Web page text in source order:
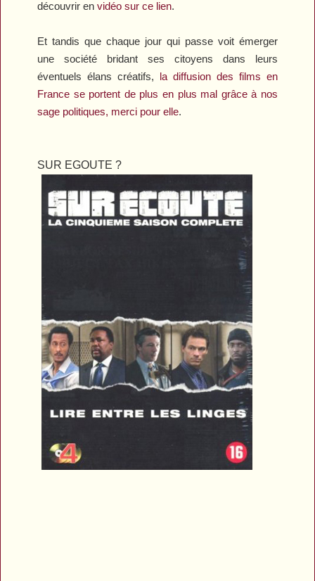
découvrir envidéo sur ce lien.
Et tandis que chaque jour qui passe voit émerger
une société bridant ses citoyens dans leurs
éventuels élans créatifs, la diffusion des films en
France se portent de plus en plus mal grâce à nos
sage politiques, merci pour elle.
SUR EGOUTE ?